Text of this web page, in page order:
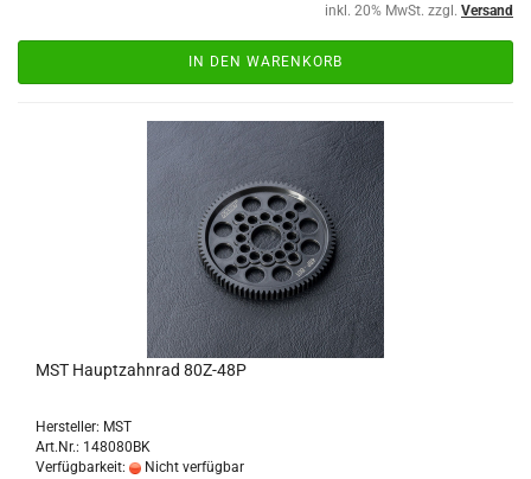
inkl. 20% MwSt. zzgl. Versand
IN DEN WARENKORB
MST Hauptzahnrad 80Z-48P
Hersteller: MST
Art.Nr.: 148080BK
Verfügbarkeit:
Nicht verfügbar